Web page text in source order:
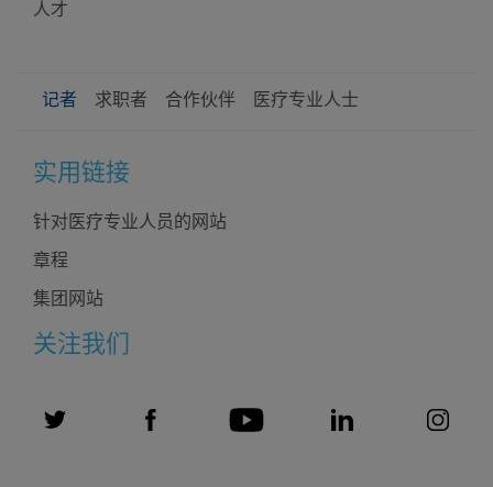
人才
profiles
记者 求职者 合作伙伴 医疗专业人士
实用链接
针对医疗专业人员的网站
章程
集团网站
关注我们